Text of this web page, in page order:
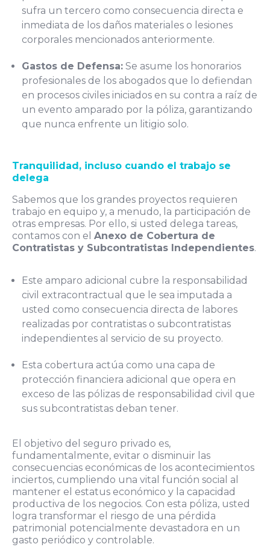
sufra un tercero como consecuencia directa e
inmediata de los daños materiales o lesiones
corporales mencionados anteriormente.
Gastos de Defensa: Se asume los honorarios
profesionales de los abogados que lo defiendan
en procesos civiles iniciados en su contra a raíz de
un evento amparado por la póliza, garantizando
que nunca enfrente un litigio solo.
Tranquilidad, incluso cuando el trabajo se
delega
Sabemos que los grandes proyectos requieren
trabajo en equipo y, a menudo, la participación de
otras empresas. Por ello, si usted delega tareas,
contamos con el Anexo de Cobertura de
Contratistas y Subcontratistas Independientes.
Este amparo adicional cubre la responsabilidad
civil extracontractual que le sea imputada a
usted como consecuencia directa de labores
realizadas por contratistas o subcontratistas
independientes al servicio de su proyecto.
Esta cobertura actúa como una capa de
protección financiera adicional que opera en
exceso de las pólizas de responsabilidad civil que
sus subcontratistas deban tener.
El objetivo del seguro privado es,
fundamentalmente, evitar o disminuir las
consecuencias económicas de los acontecimientos
inciertos, cumpliendo una vital función social al
mantener el estatus económico y la capacidad
productiva de los negocios. Con esta póliza, usted
logra transformar el riesgo de una pérdida
patrimonial potencialmente devastadora en un
gasto periódico y controlable.